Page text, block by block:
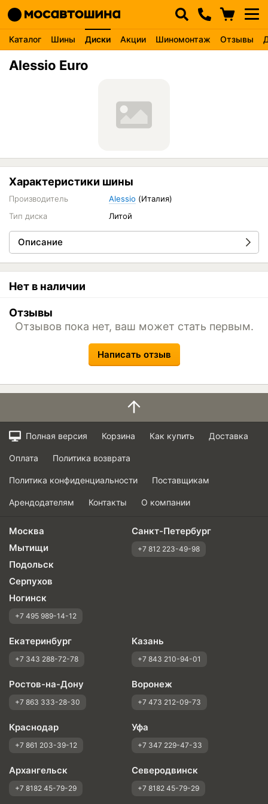
Каталог Шины Диски Акции Шиномонтаж Отзывы
Alessio Euro
Характеристики шины
Производитель Alessio (Италия)
Тип диска
Литой
Описание
Нет в наличии
Отзывы
Отзывов пока нет, ваш может стать первым.
Написать отзыв
Полная версия Корзина Как купить Доставка
Оплата Политика возврата
Политика конфиденциальности Поставщикам
Арендодателям Контакты О компании
Москва
Мытищи
Подольск
Серпухов
Ногинск
+7 495 989-14-12
Санкт-Петербург
+7 812 223-49-98
Екатеринбург
+7 343 288-72-78
Казань
+7 843 210-94-01
Ростов-на-Дону
+7 863 333-28-30
Воронеж
+7 473 212-09-73
Краснодар
+7 861 203-39-12
Уфа
+7 347 229-47-33
Архангельск
+7 8182 45-79-29
Северодвинск
+7 8182 45-79-29